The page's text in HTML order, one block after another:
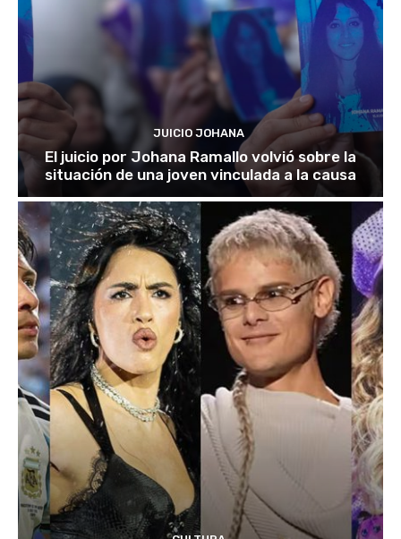
JUICIO JOHANA
El juicio por Johana Ramallo volvió sobre la
situación de una joven vinculada a la causa